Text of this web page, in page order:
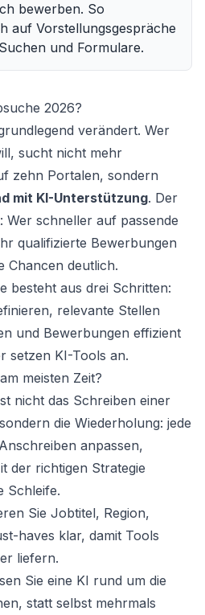
bewerben. So
auf Vorstellungsgespräche
und Formulare.
2026?
verändert. Wer
sucht nicht mehr
zehn Portalen, sondern
mit KI-Unterstützung. Der
Wer schneller auf passende
qualifizierte Bewerbungen
Chancen deutlich.
besteht aus drei Schritten:
relevante Stellen
und Bewerbungen effizient
setzen KI-Tools an.
meisten Zeit?
nicht das Schreiben einer
die Wiederholung: jede
anpassen,
der richtigen Strategie
Schleife.
Sie Jobtitel, Region,
haves klar, damit Tools
liefern.
Sie eine KI rund um die
statt selbst mehrmals